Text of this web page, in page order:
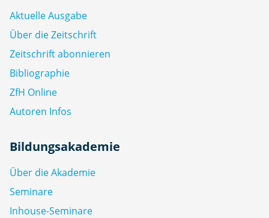
Aktuelle Ausgabe
Über die Zeitschrift
Zeitschrift abonnieren
Bibliographie
ZfH Online
Autoren Infos
Bildungsakademie
Über die Akademie
Seminare
Inhouse-Seminare